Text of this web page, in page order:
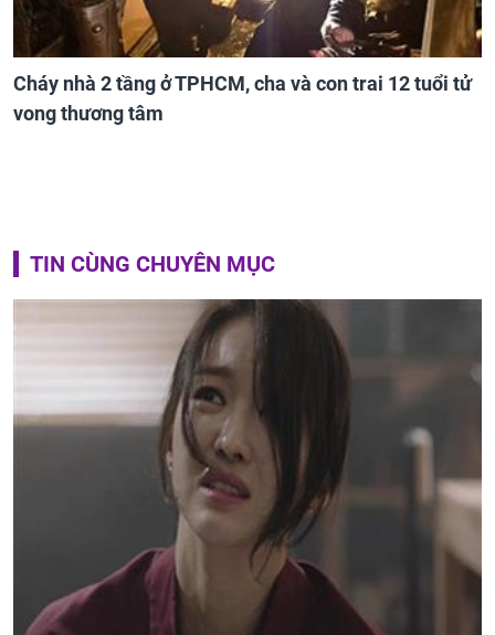
Cháy nhà 2 tầng ở TPHCM, cha và con trai 12 tuổi tử
vong thương tâm
TIN CÙNG CHUYÊN MỤC